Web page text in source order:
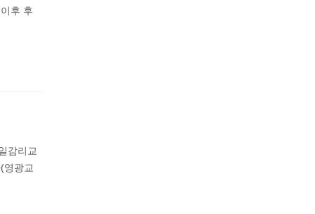
후 후
감리교
영광교